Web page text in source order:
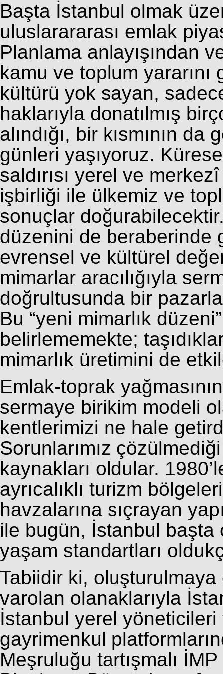
Başta İstanbul olmak
uluslarararası emlak
Planlama anlayışından
kamu ve toplum
kültürü yok sayan,
haklarıyla donatılmış
alındığı, bir kısmının da
günleri yaşıyoruz.
saldırısı yerel ve
işbirliği ile ülkemiz ve
sonuçlar
düzenini de beraberinde
evrensel ve kültürel
mimarlar aracılığıyla
doğrultusunda bir
Bu “yeni mimarlık
belirlememekte;
mimarlık üretimini de
Emlak-toprak
sermaye birikim modeli
kentlerimizi ne hale
Sorunlarımız
kaynakları oldular.
ayrıcalıklı turizm
havzalarına sıçrayan
ile bugün, İstanbul
yaşam standartları
Tabiidir ki, oluşturulmaya
varolan olanaklarıyla
İstanbul yerel yöneticileri
gayrimenkul
Meşruluğu tartışmalı